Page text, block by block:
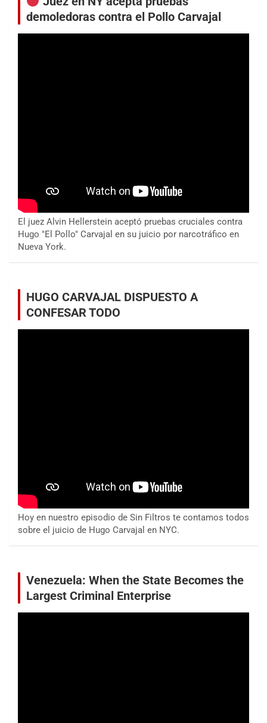
demoledoras contra el Pollo Carvajal
El juez Alvin Hellerstein aceptó pruebas cruciales contra
Hugo "El Pollo" Carvajal en su juicio por narcotráfico en
Nueva York.
HUGO CARVAJAL DISPUESTO A
CONFESAR TODO
Hoy en nuestro episodio de Sin Filtros te contamos todos
sobre el juicio de Hugo Carvajal en NYC.
Venezuela: When the State Becomes the
Largest Criminal Enterprise